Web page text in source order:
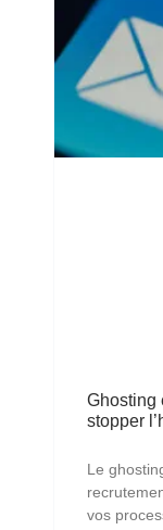
Ghosting
stopper
Le
vos